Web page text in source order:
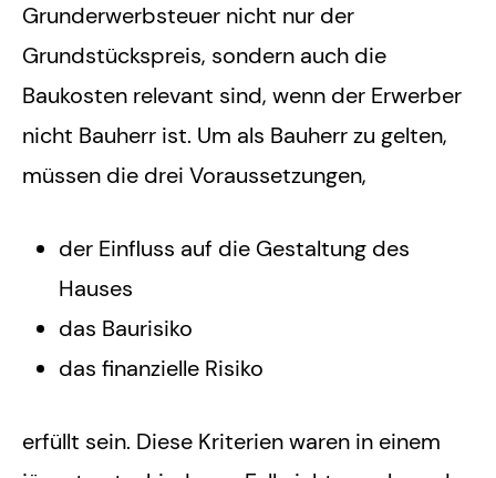
Grunderwerbsteuer nicht nur der
Grundstückspreis, sondern auch die
Baukosten relevant sind, wenn der Erwerber
nicht Bauherr ist. Um als Bauherr zu gelten,
müssen die drei Voraussetzungen,
der Einfluss auf die Gestaltung des
Hauses
das Baurisiko
das finanzielle Risiko
erfüllt sein. Diese Kriterien waren in einem